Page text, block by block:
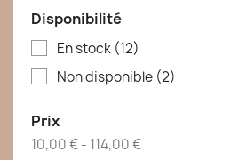
Disponibilité
En stock (12)
Non disponible (2)
Prix
10,00 € - 114,00 €